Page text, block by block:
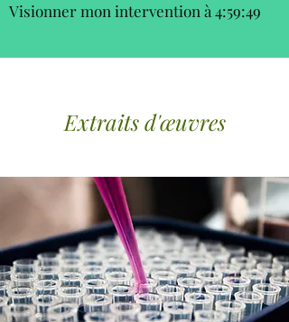
Visionner mon intervention à 4:59:49
Extraits d'œuvres